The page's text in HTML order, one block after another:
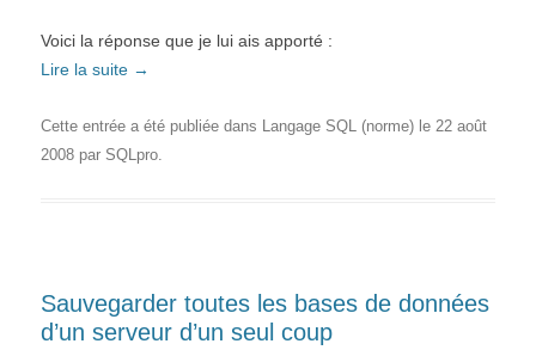
Voici la réponse que je lui ais apporté :
Lire la suite →
Cette entrée a été publiée dans Langage SQL (norme) le 22 août
2008 par SQLpro.
Sauvegarder toutes les bases de données
d’un serveur d’un seul coup